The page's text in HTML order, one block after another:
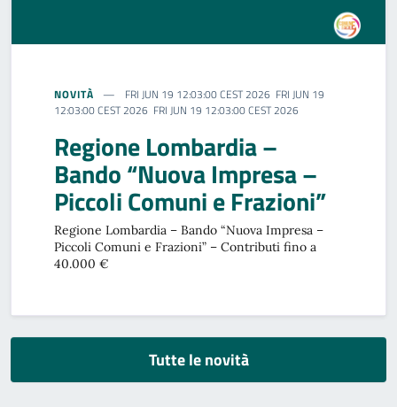
NOVITÀ
FRI JUN 19 12:03:00 CEST 2026 FRI JUN 19
12:03:00 CEST 2026 FRI JUN 19 12:03:00 CEST 2026
Regione Lombardia –
Bando “Nuova Impresa –
Piccoli Comuni e Frazioni”
Regione Lombardia – Bando “Nuova Impresa –
Piccoli Comuni e Frazioni” – Contributi fino a
40.000 €
Tutte le novità